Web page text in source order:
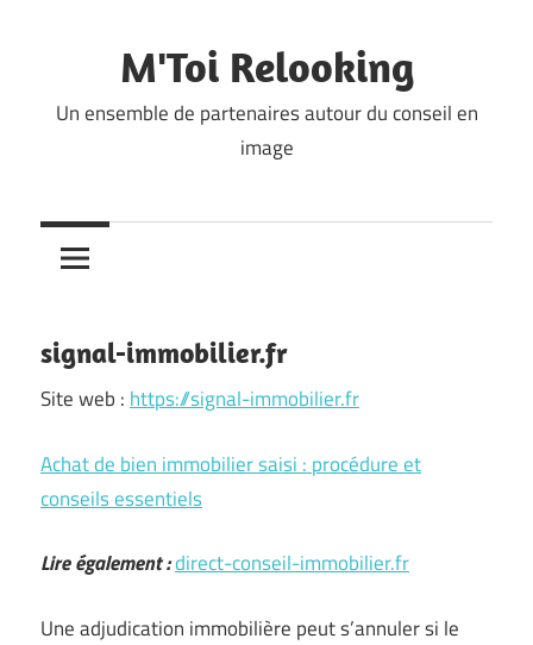
M'Toi Relooking
Un ensemble de partenaires autour du conseil en
image
signal-immobilier.fr
Site web : https://signal-immobilier.fr
Achat de bien immobilier saisi : procédure et
conseils essentiels
Lire également :direct-conseil-immobilier.fr
Une adjudication immobilière peut s’annuler si le